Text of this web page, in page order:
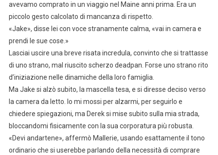
avevamo comprato in un viaggio nel Maine anni prima. Era un
piccolo gesto calcolato di mancanza di rispetto.
«Jake», disse lei con voce stranamente calma, «vai in camera e
prendi le sue cose.»
Lasciai uscire una breve risata incredula, convinto che si trattasse
di uno strano, mal riuscito scherzo deadpan. Forse uno strano rito
d’iniziazione nelle dinamiche della loro famiglia.
Ma Jake si alzò subito, la mascella tesa, e si diresse deciso verso
la camera da letto. Io mi mossi per alzarmi, per seguirlo e
chiedere spiegazioni, ma Derek si mise subito sulla mia strada,
bloccandomi fisicamente con la sua corporatura più robusta.
«Devi andartene», affermò Mallerie, usando esattamente il tono
ordinario che si userebbe parlando della necessità di comprare